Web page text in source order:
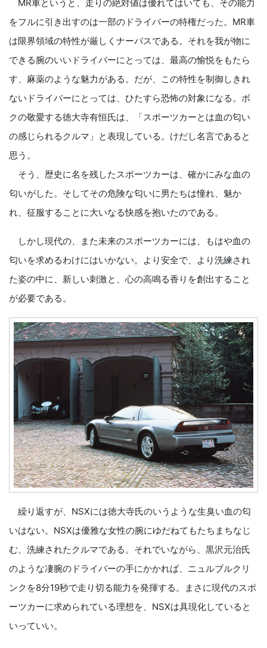
MR車というと、走りの絶対値は優れてはいても、その能力
をフルに引き出すのは一部のドライバーの特権だった。MR車
は限界領域の特性が厳しくナーバスである。それを我が物に
できる腕のいいドライバーにとっては、最高の愉悦をもたら
す、麻薬のような魅力がある。だが、この特性を制御しきれ
ないドライバーにとっては、ひたすら恐怖の対象になる。ボ
クの敬愛する徳大寺有恒氏は、「スポーツカーとは血の匂い
の感じられるクルマ」と表現している。けだし名言であると
思う。
そう、歴史に名を残したスポーツカーは、確かにみな血の
匂いがした。そしてその危険な匂いに男たちは憧れ、魅か
れ、征服することに大いなる快感を抱いたのである。
しかし現代の、また未来のスポーツカーには、もはや血の
匂いを求めるわけにはいかない。より安全で、より洗練され
た姿の中に、新しい刺激と、心の高鳴る香りを創出すること
が必要である。
繰り返すが、NSXには徳大寺氏のいうような生臭い血の匂
いはない。NSXは優雅な女性の腕にゆだねてもたちまちなじ
む、洗練されたクルマである。それでいながら、黒沢元治氏
のような凄腕のドライバーの手にかかれば、ニュルブルクリ
ンクを8分19秒で走り切る能力を発揮する。まさに現代のスポ
ーツカーに求められている理想を、NSXは具現化していると
いっていい。